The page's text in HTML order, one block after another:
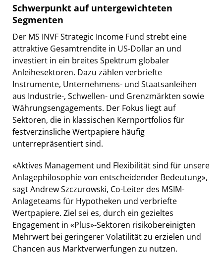
Schwerpunkt auf untergewichteten
Segmenten
Der MS INVF Strategic Income Fund strebt eine
attraktive Gesamtrendite in US-Dollar an und
investiert in ein breites Spektrum globaler
Anleihesektoren. Dazu zählen verbriefte
Instrumente, Unternehmens- und Staatsanleihen
aus Industrie-, Schwellen- und Grenzmärkten sowie
Währungsengagements. Der Fokus liegt auf
Sektoren, die in klassischen Kernportfolios für
festverzinsliche Wertpapiere häufig
unterrepräsentiert sind.
«Aktives Management und Flexibilität sind für unsere
Anlagephilosophie von entscheidender Bedeutung»,
sagt Andrew Szczurowski, Co-Leiter des MSIM-
Anlageteams für Hypotheken und verbriefte
Wertpapiere. Ziel sei es, durch ein gezieltes
Engagement in «Plus»-Sektoren risikobereinigten
Mehrwert bei geringerer Volatilität zu erzielen und
Chancen aus Marktverwerfungen zu nutzen.